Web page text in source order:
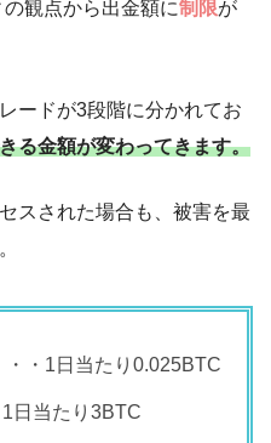
観点から出金額に制限が
ードが3段階に分かれてお
る金額が変わってきます。
スされた場合も、被害を最
・・1日当たり0.025BTC
1日当たり3BTC